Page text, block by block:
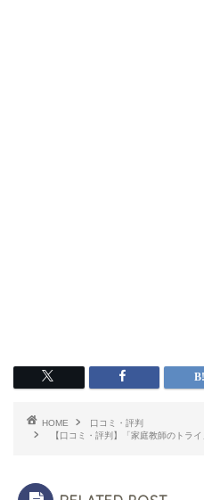
HOME
口コミ・評判
【口コミ・評判】「家庭教師のトラ